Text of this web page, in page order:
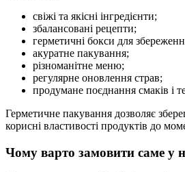
свіжі та якісні інгредієнти;
збалансовані рецепти;
герметичні бокси для
акуратне пакування;
різноманітне меню;
регулярне оновлення страв;
продумане поєднання смаків і
Герметичне пакування дозволяє
корисні властивості продуктів до
Чому варто замовити саме у